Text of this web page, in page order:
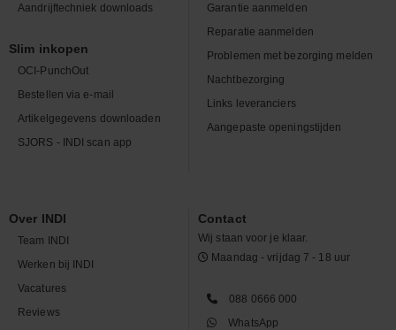
Aandrijftechniek downloads
Slim inkopen
OCI-PunchOut
Bestellen via e-mail
Artikelgegevens downloaden
SJORS - INDI scan app
Garantie aanmelden
Reparatie aanmelden
Problemen met bezorging melden
Nachtbezorging
Links leveranciers
Aangepaste openingstijden
Over INDI
Team INDI
Werken bij INDI
Vacatures
Reviews
Contact
Wij staan voor je klaar.
Maandag - vrijdag 7 - 18 uur
088 0666 000
WhatsApp